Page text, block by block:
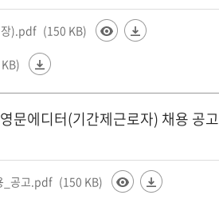
장).pdf (150 KB)
문에디터(기간제근로자) 채용 공고
_공고.pdf (150 KB)